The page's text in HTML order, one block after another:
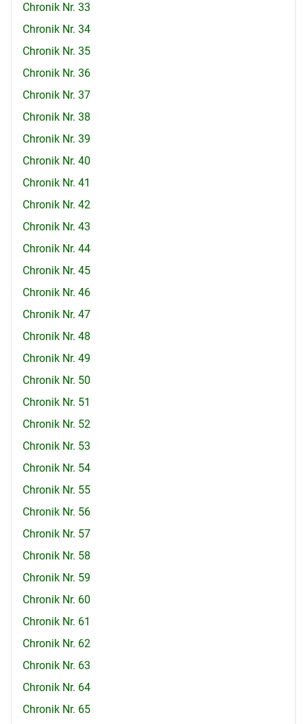
Chronik Nr. 33
Chronik Nr. 34
Chronik Nr. 35
Chronik Nr. 36
Chronik Nr. 37
Chronik Nr. 38
Chronik Nr. 39
Chronik Nr. 40
Chronik Nr. 41
Chronik Nr. 42
Chronik Nr. 43
Chronik Nr. 44
Chronik Nr. 45
Chronik Nr. 46
Chronik Nr. 47
Chronik Nr. 48
Chronik Nr. 49
Chronik Nr. 50
Chronik Nr. 51
Chronik Nr. 52
Chronik Nr. 53
Chronik Nr. 54
Chronik Nr. 55
Chronik Nr. 56
Chronik Nr. 57
Chronik Nr. 58
Chronik Nr. 59
Chronik Nr. 60
Chronik Nr. 61
Chronik Nr. 62
Chronik Nr. 63
Chronik Nr. 64
Chronik Nr. 65